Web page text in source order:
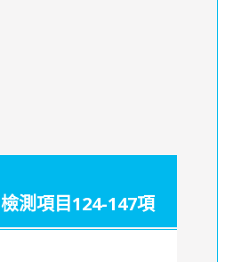
檢測項目124-147項